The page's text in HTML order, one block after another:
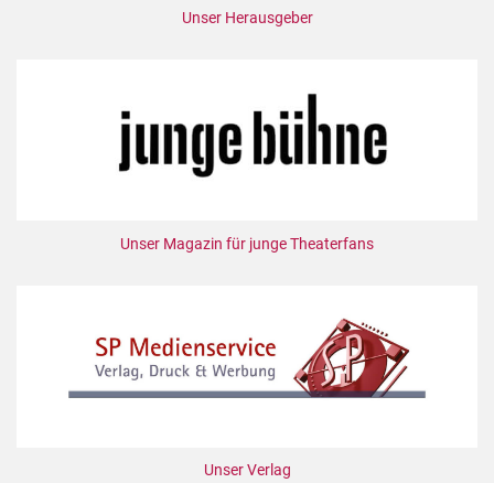
Unser Herausgeber
Unser Magazin für junge Theaterfans
Unser Verlag